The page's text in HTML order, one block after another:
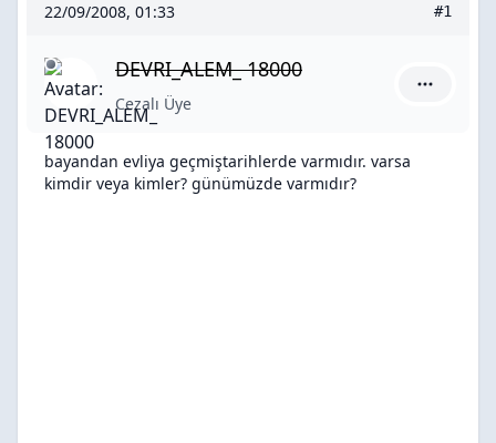
22/09/2008, 01:33 #1
DEVRI_ALEM_ 18000
Cezalı Üye
bayandan evliya geçmiştarihlerde varmıdır. varsa
kimdir veya kimler? günümüzde varmıdır?